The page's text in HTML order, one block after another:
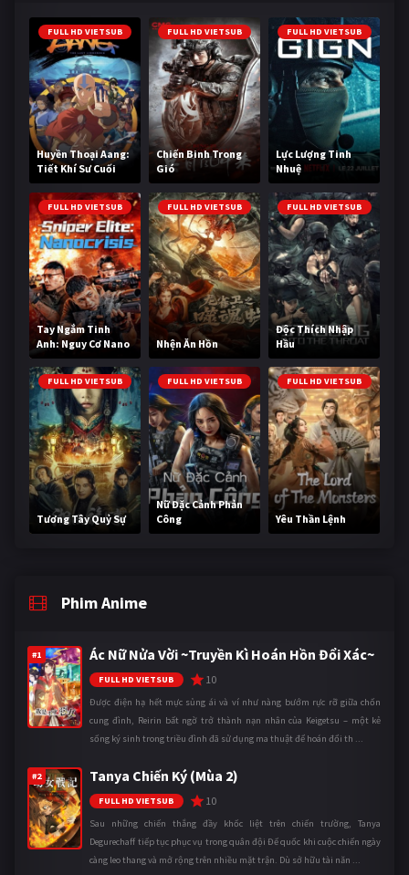
FULL HD VIETSUB
Huyền Thoại Aang:
Tiết Khí Sư Cuối
Cùng
FULL HD VIETSUB
Chiến Binh Trong
Gió
FULL HD VIETSUB
Lực Lượng Tinh
Nhuệ
FULL HD VIETSUB
Tay Ngắm Tinh
Anh: Nguy Cơ Nano
FULL HD VIETSUB
Nhện Ăn Hồn
FULL HD VIETSUB
Độc Thích Nhập
Hầu
FULL HD VIETSUB
Tương Tây Quỷ Sự
FULL HD VIETSUB
Nữ Đặc Cảnh Phản
Công
FULL HD VIETSUB
Yêu Thần Lệnh
Phim Anime
#1 Ác Nữ Nửa Vời ~Truyền Kì Hoán Hồn Đổi Xác~
FULL HD VIETSUB 10
Được điện hạ hết mực sủng ái và ví như nàng bướm rực rỡ giữa chốn
cung đình, Reirin bất ngờ trở thành nạn nhân của Keigetsu – một kẻ
sống ký sinh trong triều đình đã sử dụng ma thuật để hoán đổi th ...
#2 Tanya Chiến Ký (Mùa 2)
FULL HD VIETSUB 10
Sau những chiến thắng đầy khốc liệt trên chiến trường, Tanya
Degurechaff tiếp tục phục vụ trong quân đội Đế quốc khi cuộc chiến ngày
càng leo thang và mở rộng trên nhiều mặt trận. Dù sở hữu tài năn ...